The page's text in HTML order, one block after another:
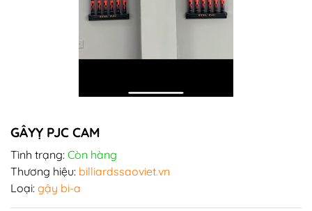
GÂYỴ PJC CAM
Tình trạng: Còn hàng
Thương hiệu: billiardssaoviet.vn
Loại: gậy bi-a